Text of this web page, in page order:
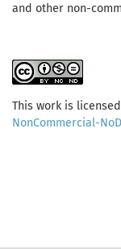
and other non-
This work is
NonCommercial-